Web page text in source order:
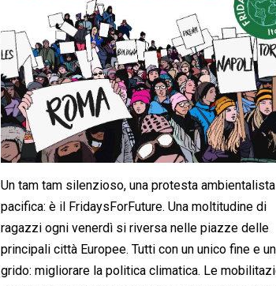
Un tam tam silenzioso, una protesta ambientalista
pacifica: è il FridaysForFuture. Una moltitudine di
ragazzi ogni venerdì si riversa nelle piazze delle
principali città Europee. Tutti con un unico fine e
grido: migliorare la politica climatica. Le